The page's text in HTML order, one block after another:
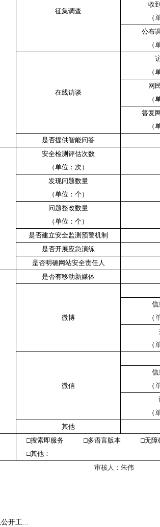
征集调查
收
（
公布
（
在线访谈
（
网
（
答复
（
是否提供智能问答
安全检测评估次数
（单位：次）
发现问题数量
（单位：个）
问题整改数量
（单位：个）
是否建立安全监测预警机制
是否开展应急演练
是否明确网站安全责任人
是否有移动新媒体
微博
信
（
（
微信
信
（
（
其他
□搜索即服务 □多语言版本 □无障
□其他：
审核人：朱伟
开工...